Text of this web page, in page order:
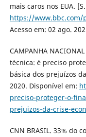
mais caros nos EUA.
https://www.bbc.com/
Acesso em: 02 ago.
CAMPANHA
técnica: é preciso
básica dos prejuízos
2020. Disponível em:
preciso-proteger-o-
prejuizos-da-crise-
CNN BRASIL. 33% do